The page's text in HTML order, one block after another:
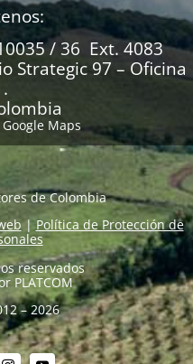
/ 36 Ext. 4083
Strategic 97 – Oficina
Maps
de Colombia
|Política de Protección de
reservados
PLATCOM
– 2026